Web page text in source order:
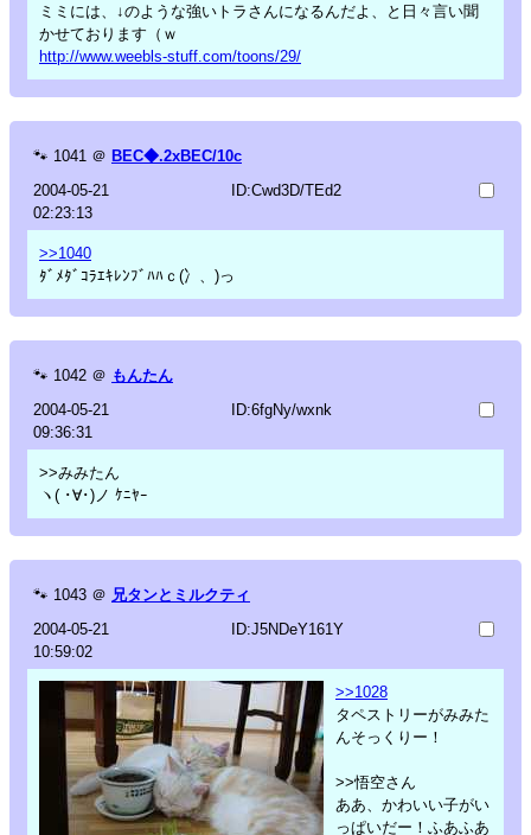
ミミには、↓のような強いトラさんになるんだよ、と日々言い聞
かせております（ｗ
http://www.weebls-stuff.com/toons/29/
🐾 1041 ＠ BEC◆.2xBEC/10c
2004-05-21
02:23:13
ID:Cwd3D/TEd2
>>1040
ﾀﾞﾒﾀﾞｺﾗｴｷﾚﾝﾌﾞﾊﾊｃ(冫、)っ
🐾 1042 ＠ もんたん
2004-05-21
09:36:31
ID:6fgNy/wxnk
>>みみたん
ヽ( ･∀･)ノ ｹﾆﾔｰ
🐾 1043 ＠ 兄タンとミルクティ
2004-05-21
10:59:02
ID:J5NDeY161Y
>>1028
タペストリーがみみた
んそっくりー！
>>悟空さん
ああ、かわいい子がい
っぱいだー！ふあふあ